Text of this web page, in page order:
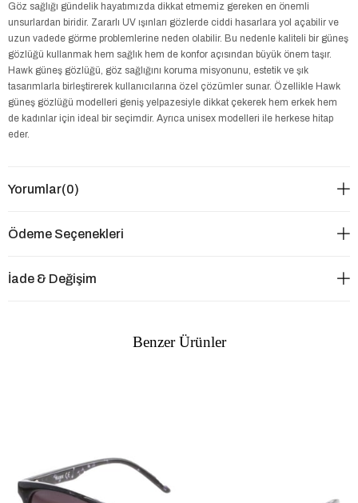
Göz sağlığı gündelik hayatımızda dikkat etmemiz gereken en önemli
unsurlardan biridir. Zararlı UV ışınları gözlerde ciddi hasarlara yol açabilir ve
uzun vadede görme problemlerine neden olabilir. Bu nedenle kaliteli bir güneş
gözlüğü kullanmak hem sağlık hem de konfor açısından büyük önem taşır.
Hawk güneş gözlüğü, göz sağlığını koruma misyonunu, estetik ve şık
tasarımlarla birleştirerek kullanıcılarına özel çözümler sunar. Özellikle Hawk
güneş gözlüğü modelleri geniş yelpazesiyle dikkat çekerek hem erkek hem
de kadınlar için ideal bir seçimdir. Ayrıca unisex modelleri ile herkese hitap
eder.
Yorumlar(0)
Ödeme Seçenekleri
İade & Değişim
Benzer Ürünler